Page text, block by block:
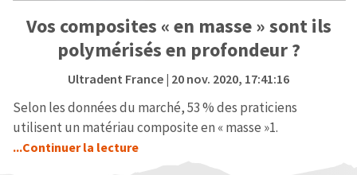
Vos composites « en masse » sont ils
polymérisés en profondeur ?
Ultradent France| 20 nov. 2020, 17:41:16
Selon les données du marché, 53 % des praticiens
utilisent un matériau composite en « masse »1.
...Continuer la lecture